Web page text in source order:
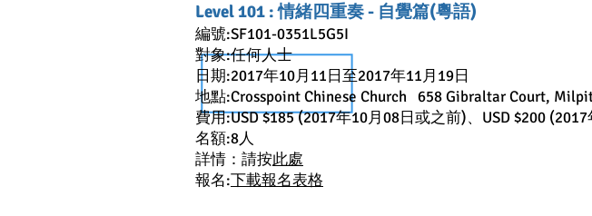
Level 101 : 情緒四重奏 - 自覺篇(粵語)
編號:SF101-0351L5G5I
對象:任何人士
日期:2017年10月11日至2017年11月19日
地點:Crosspoint Chinese Church 658 Gibraltar Court,
費用:USD $185 (2017年10月08日或之前)、USD $200
名額:8人
詳情：請按此處
報名:下載報名表格